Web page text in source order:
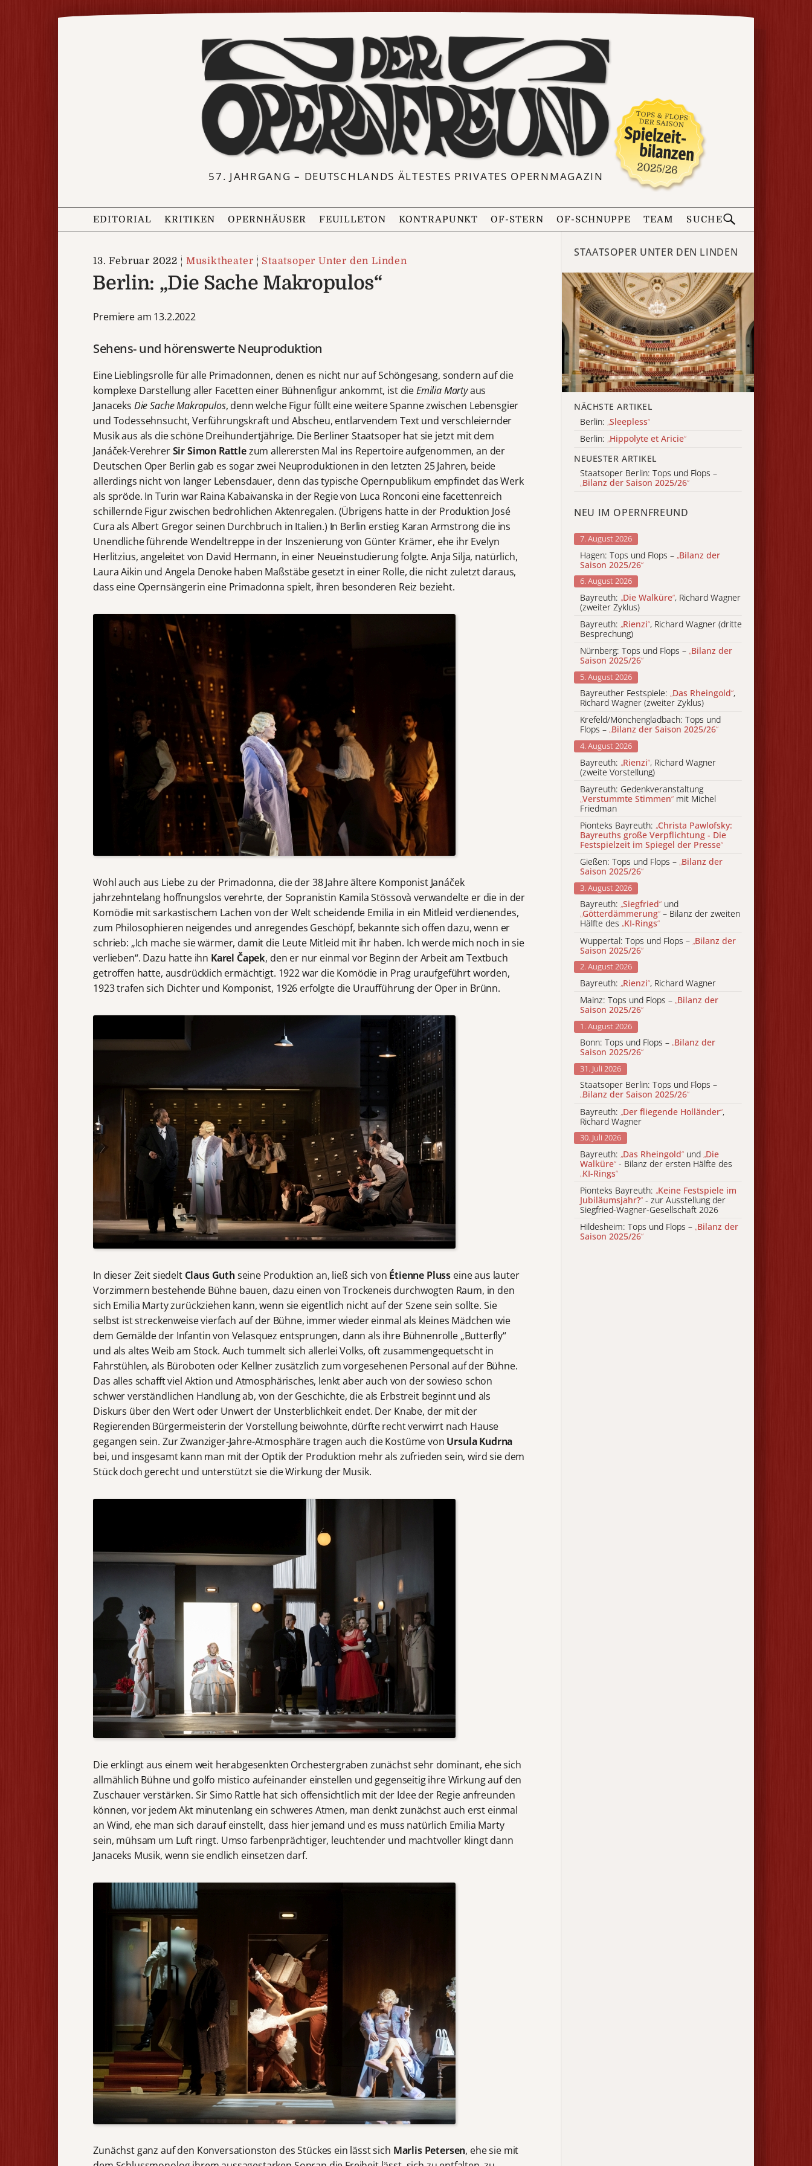
57. JAHRGANG – DEUTSCHLANDS ÄLTESTES PRIVATES OPERNMAGAZIN
EDITORIAL KRITIKEN OPERNHÄUSER FEUILLETON KONTRAPUNKT OF-STERN OF-SCHNUPPE TEAM SUCHE
13. Februar 2022 Musiktheater Staatsoper Unter den Linden
Berlin: „Die Sache Makropulos“
Premiere am 13.2.2022
Sehens- und hörenswerte Neuproduktion
Eine Lieblingsrolle für alle Primadonnen, denen es nicht nur auf Schöngesang, sondern auf die
komplexe Darstellung aller Facetten einer Bühnenfigur ankommt, ist dieEmilia Martyaus
Janaceks Die Sache Makropulos, denn welche Figur füllt eine weitere Spanne zwischen Lebensgier
und Todessehnsucht, Verführungskraft und Abscheu, entlarvendem Text und verschleiernder
Musik aus als die schöne Dreihundertjährige. Die Berliner Staatsoper hat sie jetzt mit dem
Janáček-VerehrerSir Simon Rattlezum allerersten Mal ins Repertoire aufgenommen, an der
Deutschen Oper Berlin gab es sogar zwei Neuproduktionen in den letzten 25 Jahren, beide
allerdings nicht von langer Lebensdauer, denn das typische Opernpublikum empfindet das Werk
als spröde. In Turin war Raina Kabaivanska in der Regie von Luca Ronconi eine facettenreich
schillernde Figur zwischen bedrohlichen Aktenregalen. (Übrigens hatte in der Produktion José
Cura als Albert Gregor seinen Durchbruch in Italien.) In Berlin erstieg Karan Armstrong die ins
Unendliche führende Wendeltreppe in der Inszenierung von Günter Krämer, ehe ihr Evelyn
Herlitzius, angeleitet von David Hermann, in einer Neueinstudierung folgte. Anja Silja, natürlich,
Laura Aikin und Angela Denoke haben Maßstäbe gesetzt in einer Rolle, die nicht zuletzt daraus,
dass eine Opernsängerin eine Primadonna spielt, ihren besonderen Reiz bezieht.
Wohl auch aus Liebe zu der Primadonna, die der 38 Jahre ältere Komponist Janáček
jahrzehntelang hoffnungslos verehrte, der Sopranistin Kamila Stössovà verwandelte er die in der
Komödie mit sarkastischem Lachen von der Welt scheidende Emilia in ein Mitleid verdienendes,
zum Philosophieren neigendes und anregendes Geschöpf, bekannte sich offen dazu, wenn er
schrieb: „Ich mache sie wärmer, damit die Leute Mitleid mit ihr haben. Ich werde mich noch in sie
verlieben“. Dazu hatte ihn Karel Čapek, den er nur einmal vor Beginn der Arbeit am Textbuch
getroffen hatte, ausdrücklich ermächtigt. 1922 war die Komödie in Prag uraufgeführt worden,
1923 trafen sich Dichter und Komponist, 1926 erfolgte die Uraufführung der Oper in Brünn.
In dieser Zeit siedelt Claus Guthseine Produktion an, ließ sich von Étienne Pluss eine aus lauter
Vorzimmern bestehende Bühne bauen, dazu einen von Trockeneis durchwogten Raum, in den
sich Emilia Marty zurückziehen kann, wenn sie eigentlich nicht auf der Szene sein sollte. Sie
selbst ist streckenweise vierfach auf der Bühne, immer wieder einmal als kleines Mädchen wie
dem Gemälde der Infantin von Velasquez entsprungen, dann als ihre Bühnenrolle „Butterfly“
und als altes Weib am Stock. Auch tummelt sich allerlei Volks, oft zusammengequetscht in
Fahrstühlen, als Büroboten oder Kellner zusätzlich zum vorgesehenen Personal auf der Bühne.
Das alles schafft viel Aktion und Atmosphärisches, lenkt aber auch von der sowieso schon
schwer verständlichen Handlung ab, von der Geschichte, die als Erbstreit beginnt und als
Diskurs über den Wert oder Unwert der Unsterblichkeit endet. Der Knabe, der mit der
Regierenden Bürgermeisterin der Vorstellung beiwohnte, dürfte recht verwirrt nach Hause
gegangen sein. Zur Zwanziger-Jahre-Atmosphäre tragen auch die Kostüme von Ursula Kudrna
bei, und insgesamt kann man mit der Optik der Produktion mehr als zufrieden sein, wird sie dem
Stück doch gerecht und unterstützt sie die Wirkung der Musik.
Die erklingt aus einem weit herabgesenkten Orchestergraben zunächst sehr dominant, ehe sich
allmählich Bühne und golfo mistico aufeinander einstellen und gegenseitig ihre Wirkung auf den
Zuschauer verstärken. Sir Simo Rattle hat sich offensichtlich mit der Idee der Regie anfreunden
können, vor jedem Akt minutenlang ein schweres Atmen, man denkt zunächst auch erst einmal
an Wind, ehe man sich darauf einstellt, dass hier jemand und es muss natürlich Emilia Marty
sein, mühsam um Luft ringt. Umso farbenprächtiger, leuchtender und machtvoller klingt dann
Janaceks Musik, wenn sie endlich einsetzen darf.
Zunächst ganz auf den Konversationston des Stückes ein lässt sich Marlis Petersen, ehe sie mit
STAATSOPER UNTER DEN LINDEN
NÄCHSTE ARTIKEL
Berlin: „Sleepless“
Berlin: „Hippolyte et Aricie“
NEUESTER ARTIKEL
Staatsoper Berlin: Tops und Flops –
„Bilanz der Saison 2025/26“
NEU IM OPERNFREUND
7. August 2026
Hagen: Tops und Flops – „Bilanz der
Saison 2025/26“
6. August 2026
Bayreuth: „Die Walküre“, Richard Wagner
(zweiter Zyklus)
Bayreuth: „Rienzi“, Richard Wagner (dritte
Besprechung)
Nürnberg: Tops und Flops – „Bilanz der
Saison 2025/26“
5. August 2026
Bayreuther Festspiele: „Das Rheingold“,
Richard Wagner (zweiter Zyklus)
Krefeld/Mönchengladbach: Tops und
Flops – „Bilanz der Saison 2025/26“
4. August 2026
Bayreuth: „Rienzi“, Richard Wagner
(zweite Vorstellung)
Bayreuth: Gedenkveranstaltung
„Verstummte Stimmen“ mit Michel
Friedman
Pionteks Bayreuth: „Christa Pawlofsky:
Bayreuths große Verpflichtung - Die
Festspielzeit im Spiegel der Presse“
Gießen: Tops und Flops – „Bilanz der
Saison 2025/26“
3. August 2026
Bayreuth: „Siegfried“ und
„Götterdämmerung“ – Bilanz der zweiten
Hälfte des „KI-Rings“
Wuppertal: Tops und Flops – „Bilanz der
Saison 2025/26“
2. August 2026
Bayreuth: „Rienzi“, Richard Wagner
Mainz: Tops und Flops – „Bilanz der
Saison 2025/26“
1. August 2026
Bonn: Tops und Flops – „Bilanz der
Saison 2025/26“
31. Juli 2026
Staatsoper Berlin: Tops und Flops –
„Bilanz der Saison 2025/26“
Bayreuth: „Der fliegende Holländer“,
Richard Wagner
30. Juli 2026
Bayreuth: „Das Rheingold“ und „Die
Walküre“ - Bilanz der ersten Hälfte des
„KI-Rings“
Pionteks Bayreuth: „Keine Festspiele im
Jubiläumsjahr?“ - zur Ausstellung der
Siegfried-Wagner-Gesellschaft 2026
Hildesheim: Tops und Flops – „Bilanz der
Saison 2025/26“